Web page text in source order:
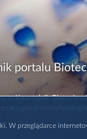
portalu
e-Kwartalnik
W przeglądarce